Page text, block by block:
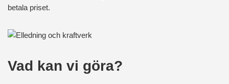
betala priset.
Vad kan vi göra?